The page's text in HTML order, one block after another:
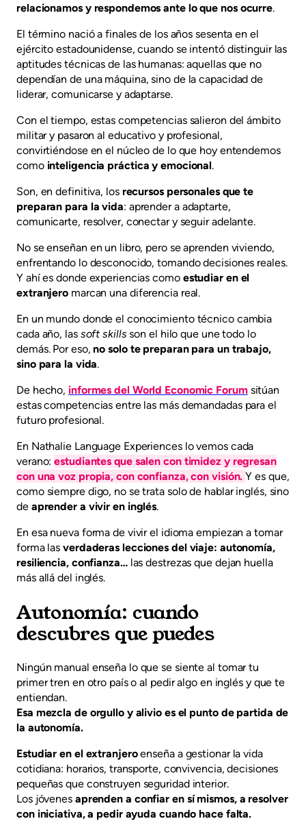
relacionamos y respondemos ante lo que nos ocurre.
El término nació a finales de los años sesenta en el
ejército estadounidense, cuando se intentó distinguir las
aptitudes técnicas de las humanas: aquellas que no
dependían de una máquina, sino de la capacidad de
liderar, comunicarse y adaptarse.
Con el tiempo, estas competencias salieron del ámbito
militar y pasaron al educativo y profesional,
convirtiéndose en el núcleo de lo que hoy entendemos
como inteligencia práctica y emocional.
Son, en definitiva, los recursos personales que te
preparan para la vida: aprender a adaptarte,
comunicarte, resolver, conectar y seguir adelante.
No se enseñan en un libro, pero se aprenden viviendo,
enfrentando lo desconocido, tomando decisiones reales.
Y ahí es donde experiencias como estudiar en el
extranjero marcan una diferencia real.
En un mundo donde el conocimiento técnico cambia
cada año, las soft skills son el hilo que une todo lo
demás. Por eso,no solo te preparan para un trabajo,
sino para la vida.
De hecho, informes del World Economic Forumsitúan
estas competencias entre las más demandadas para el
futuro profesional.
En Nathalie Language Experiences lo vemos cada
verano:estudiantes que salen con timidez y regresan
con una voz propia, con confianza, con visión.Y es que,
como siempre digo, no se trata solo de hablar inglés, sino
de aprender a vivir en inglés.
En esa nueva forma de vivir el idioma empiezan a tomar
forma lasverdaderas lecciones del viaje: autonomía,
resiliencia, confianza…las destrezas que dejan huella
más allá del inglés.
Autonomía: cuando
descubres que puedes
Ningún manual enseña lo que se siente al tomar tu
primer tren en otro país o al pedir algo en inglés y que te
entiendan.
Esa mezcla de orgullo y alivio es el punto de partida de
la autonomía.
Estudiar en el extranjeroenseña a gestionar la vida
cotidiana: horarios, transporte, convivencia, decisiones
pequeñas que construyen seguridad interior.
Los jóvenes aprenden a confiar en sí mismos, a resolver
con iniciativa, a pedir ayuda cuando hace falta.